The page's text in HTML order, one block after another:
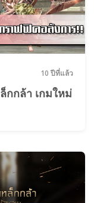
10 ปีที่แล้ว
กกล้า เกมใหม่